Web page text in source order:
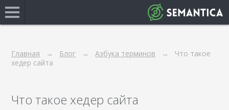
Главная Блог Азбука терминов
Что такое
хедер сайта
Что такое хедер сайта